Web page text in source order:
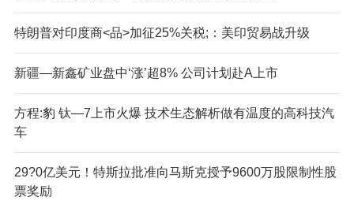
特朗普对印度商<品>加征25%关税;：美印贸易战升级
新疆—新鑫矿业盘中‘涨’超8% 公司计划赴A上市
方程:豹 钛—7上市火爆 技术生态解析做有温度的高科技汽
车
29?0亿美元！特斯拉批准向马斯克授予9600万股限制性股
票奖励